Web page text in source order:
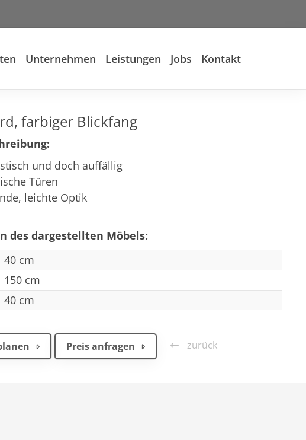
Unternehmen Leistungen Jobs Kontakt
farbiger Blickfang
und doch auffällig
Türen
leichte Optik
des dargestellten Möbels:
40 cm
150 cm
40 cm
Preis anfragen zurück